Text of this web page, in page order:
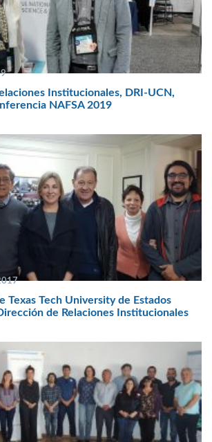
Institucionales, DRI-UCN,
NAFSA 2019
Texas Tech University de Estados
de Relaciones Institucionales